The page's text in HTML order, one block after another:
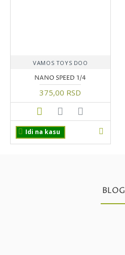
VAMOS TOYS DOO
NANO SPEED 1/4
375,00 RSD
Idi na kasu
BLOG